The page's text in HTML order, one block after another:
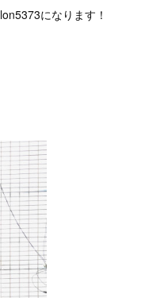
になります！